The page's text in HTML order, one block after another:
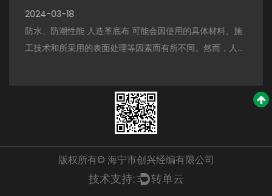
2024-03-18
防水、防潮性能 人造革底布 可能会因使用的具体材料、施
工技术和所采用的表面处理等因素而有所不同。然而，人造
版权所有© 海宁市创兴经编有限公司
技术支持: 转单云